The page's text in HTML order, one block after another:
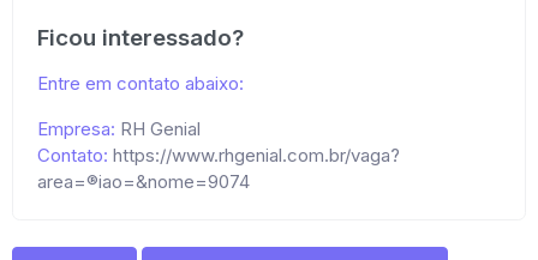
Ficou interessado?
Entre em contato abaixo:
Empresa: RH Genial
Contato: https://www.rhgenial.com.br/vaga?
area=®iao=&nome=9074